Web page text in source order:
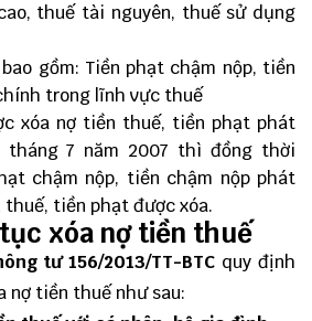
thuế tài nguyên, thuế sử dụng
gồm: Tiền phạt chậm nộp, tiền
trong lĩnh vực thuế
xóa nợ tiền thuế, tiền phạt phát
tháng 7 năm 2007 thì đồng thời
chậm nộp, tiền chậm nộp phát
tiền phạt được xóa.
xóa nợ tiền thuế
tư 156/2013/TT-BTC quy định
nợ tiền thuế như sau: